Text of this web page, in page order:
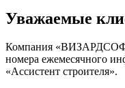
Уважаемые
Компания
номера ежемесячного
«Ассистент строителя».